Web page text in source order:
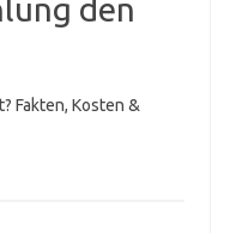
den
Fakten, Kosten &